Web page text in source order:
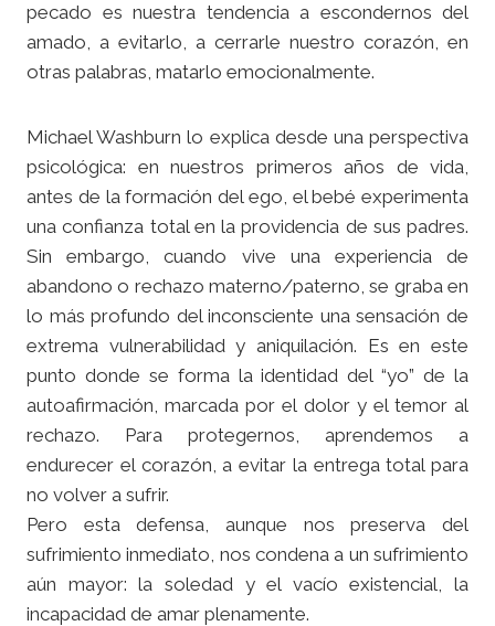
pecado es nuestra tendencia a escondernos del
amado, a evitarlo, a cerrarle nuestro corazón, en
otras palabras, matarlo emocionalmente.
Michael Washburn lo explica desde una perspectiva
psicológica: en nuestros primeros años de vida,
antes de la formación del ego, el bebé experimenta
una confianza total en la providencia de sus padres.
Sin embargo, cuando vive una experiencia de
abandono o rechazo materno/paterno, se graba en
lo más profundo del inconsciente una sensación de
extrema vulnerabilidad y aniquilación. Es en este
punto donde se forma la identidad del “yo” de la
autoafirmación, marcada por el dolor y el temor al
rechazo. Para protegernos, aprendemos a
endurecer el corazón, a evitar la entrega total para
no volver a sufrir.
Pero esta defensa, aunque nos preserva del
sufrimiento inmediato, nos condena a un sufrimiento
aún mayor: la soledad y el vacío existencial, la
incapacidad de amar plenamente.